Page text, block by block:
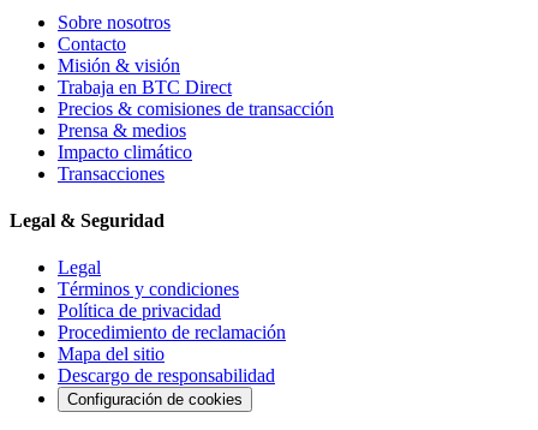
Sobre nosotros
Contacto
Misión & visión
Trabaja en BTC Direct
Precios & comisiones de transacción
Prensa & medios
Impacto climático
Transacciones
Legal & Seguridad
Legal
Términos y condiciones
Política de privacidad
Procedimiento de reclamación
Mapa del sitio
Descargo de responsabilidad
Configuración de cookies